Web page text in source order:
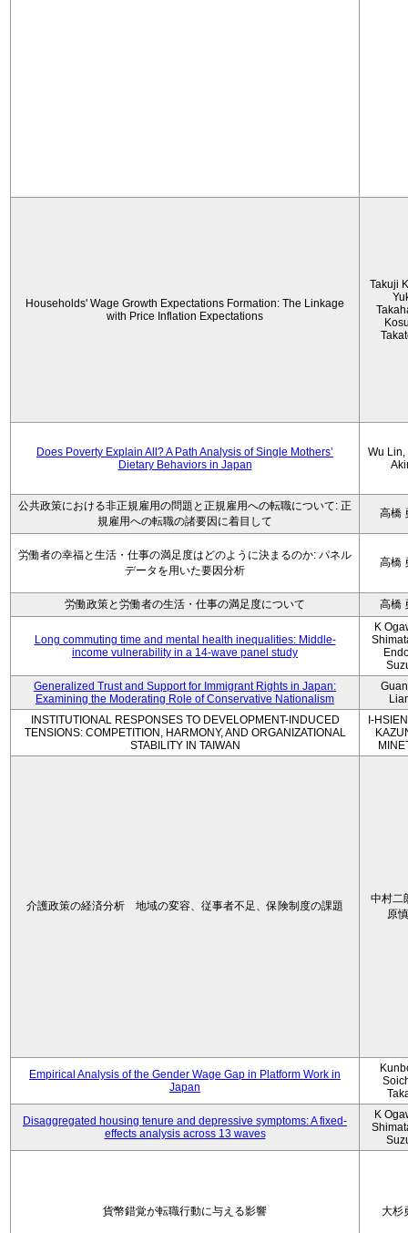
Households' Wage Growth Expectations Formation: The Linkage
with Price Inflation Expectations
Takuji
Does Poverty Explain All? A Path Analysis of Single Mothers’
Dietary Behaviors in Japan
Wu Lin,
公共政策における非正規雇用の問題と正規雇用への転職について: 正
規雇用への転職の諸要因に着目して
高橋
労働者の幸福と生活・仕事の満足度はどのように決まるのか: パネル
データを用いた要因分析
高橋
労働政策と労働者の生活・仕事の満足度について 高橋
Long commuting time and mental health inequalities: Middle-
income vulnerability in a 14-wave panel study
K
Generalized Trust and Support for Immigrant Rights in Japan:
Examining the Moderating Role of Conservative Nationalism
INSTITUTIONAL RESPONSES TO DEVELOPMENT-INDUCED
TENSIONS: COMPETITION, HARMONY, AND ORGANIZATIONAL
STABILITY IN TAIWAN
I-
介護政策の経済分析 地域の変容、従事者不足、保険制度の課題
中村二
原
Empirical Analysis of the Gender Wage Gap in Platform Work in
Japan
Disaggregated housing tenure and depressive symptoms: A fixed-
effects analysis across 13 waves
K
貨幣錯覚が転職行動に与える影響 大杉